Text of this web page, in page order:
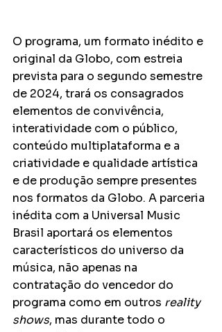
O programa, um formato inédito e
original da Globo, com estreia
prevista para o segundo semestre
de 2024, trará os consagrados
elementos de convivência,
interatividade com o público,
conteúdo multiplataforma e a
criatividade e qualidade artística
e de produção sempre presentes
nos formatos da Globo. A parceria
inédita com a Universal Music
Brasil aportará os elementos
característicos do universo da
música, não apenas na
contratação do vencedor do
programa como em outros reality
shows, mas durante todo o